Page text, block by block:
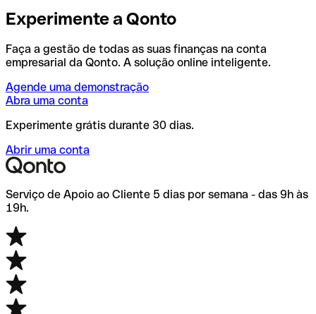
Experimente a Qonto
Faça a gestão de todas as suas finanças na conta
empresarial da Qonto. A solução online inteligente.
Agende uma demonstração
Abra uma conta
Experimente grátis durante 30 dias.
Abrir uma conta
Serviço de Apoio ao Cliente 5 dias por semana - das 9h às
19h.